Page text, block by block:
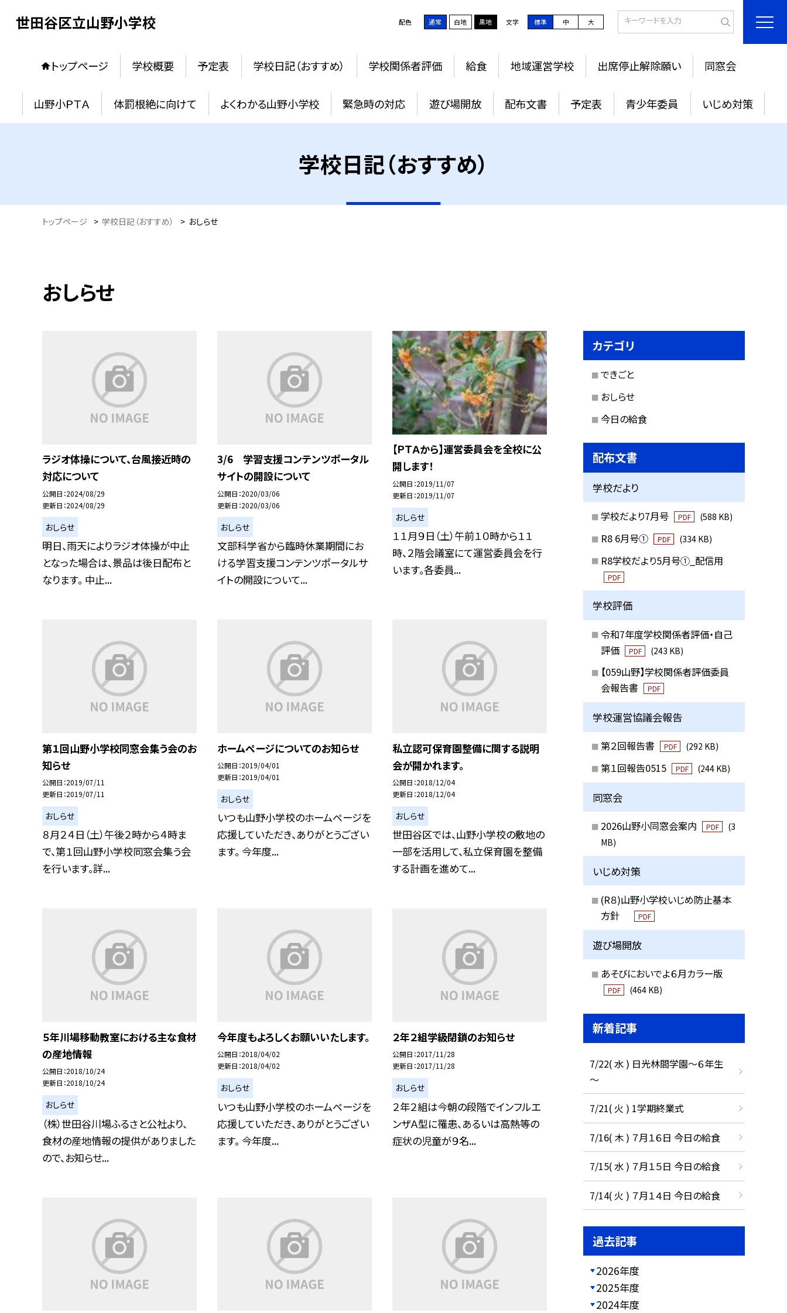
世田谷区立山野小学校 配色 通常 白地 黒地 文字 標準 中 大
トップページ 学校概要 予定表 学校日記（おすすめ） 学校関係者評価 給食 地域運営学校 出席停止解除願い 同窓会
山野小ＰＴＡ 体罰根絶に向けて よくわかる山野小学校 緊急時の対応 遊び場開放 配布文書 予定表 青少年委員 いじめ対策
学校日記（おすすめ）
トップページ > 学校日記（おすすめ） > おしらせ
おしらせ
ラジオ体操について、台風接近時の
対応について
公開日 2024/08/29
更新日 2024/08/29
おしらせ
明日、雨天によりラジオ体操が中止
となった場合は、景品は後日配布と
なります。 中止...
3/6 学習支援コンテンツポータル
サイトの開設について
公開日 2020/03/06
更新日 2020/03/06
おしらせ
文部科学省から臨時休業期間にお
ける学習支援コンテンツポータルサ
イトの開設について...
【ＰＴＡから】運営委員会を全校に公
開します！
公開日 2019/11/07
更新日 2019/11/07
おしらせ
１１月９日（土）午前１０時から１１
時、２階会議室にて運営委員会を行
います。各委員...
第１回山野小学校同窓会集う会のお
知らせ
公開日 2019/07/11
更新日 2019/07/11
おしらせ
８月２４日（土）午後２時から４時ま
で、第１回山野小学校同窓会集う会
を行います。詳...
ホームページについてのお知らせ
公開日 2019/04/01
更新日 2019/04/01
おしらせ
いつも山野小学校のホームページを
応援していただき、ありがとうござい
ます。 今年度...
私立認可保育園整備に関する説明
会が開かれます。
公開日 2018/12/04
更新日 2018/12/04
おしらせ
世田谷区では、山野小学校の敷地の
一部を活用して、私立保育園を整備
する計画を進めて...
５年川場移動教室における主な食材
の産地情報
公開日 2018/10/24
更新日 2018/10/24
おしらせ
（株）世田谷川場ふるさと公社より、
食材の産地情報の提供がありました
ので、お知らせ...
今年度もよろしくお願いいたします。
公開日 2018/04/02
更新日 2018/04/02
おしらせ
いつも山野小学校のホームページを
応援していただき、ありがとうござい
ます。 今年度...
２年２組学級閉鎖のお知らせ
公開日 2017/11/28
更新日 2017/11/28
おしらせ
２年２組は今朝の段階でインフルエ
ンザＡ型に罹患、あるいは高熱等の
症状の児童が９名...
カテゴリ
できごと
おしらせ
今日の給食
配布文書
学校だより
学校だより7月号 PDF (588 KB)
R8 6月号① PDF (334 KB)
R8学校だより5月号①_配信用
PDF
学校評価
令和7年度学校関係者評価・自己
評価
PDF (243 KB)
【059山野】学校関係者評価委員
会報告書
PDF
学校運営協議会報告
第２回報告書 PDF (292 KB)
第１回報告0515 PDF (244 KB)
同窓会
2026山野小同窓会案内 PDF
(3
MB)
いじめ対策
(R８)山野小学校いじめ防止基本
方針
PDF
遊び場開放
あそびにおいでよ６月カラー版
PDF (464 KB)
新着記事
7/22( 水 ) 日光林間学園～６年生
～
7/21( 火 ) 1学期終業式
7/16( 木 ) ７月１６日 今日の給食
7/15( 水 ) ７月１５日 今日の給食
7/14( 火 ) ７月１４日 今日の給食
過去記事
2026年度
2025年度
2024年度